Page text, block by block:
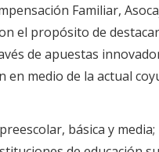
Familiar,
el propósito de
de apuestas
en medio de la actual
básica y